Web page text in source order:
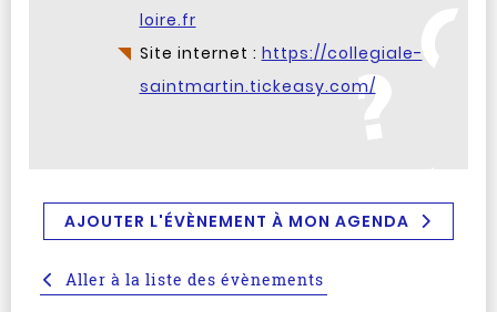
loire.fr
Site internet : https://collegiale-
saintmartin.tickeasy.com/
AJOUTER L'ÉVÈNEMENT À MON AGENDA
Aller à la liste des évènements